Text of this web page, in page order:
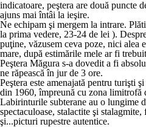
indicatoare, peştera are două puncte
ajuns mai întâi la ieşire.
Ne echipam şi mergem la intrare.
la prima vedere, 23-24 de lei ).
puţine, văzusem ceva poze, nici alea
mare, după estimările mele ar fi
Peştera Măgura s-a dovedit a fi
ne răpească în jur de 3 ore.
Peştera este amenajată pentru turişti
din 1960, împreună cu zona limitrofă
Labirinturile subterane au o lungime
spectaculoase, stalactite şi
şi...picturi rupestre autentice.